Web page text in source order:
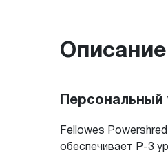
Описание
Fellowes
обеспечивает P-3